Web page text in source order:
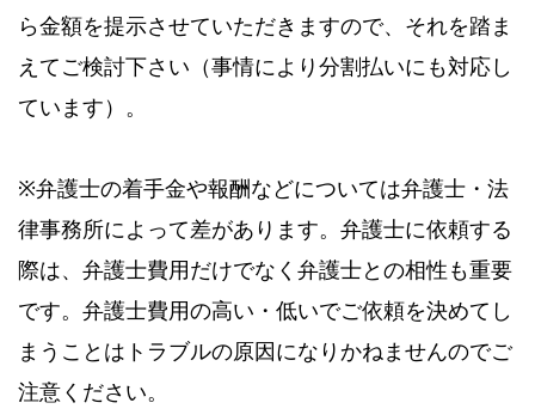
ら金額を提示させていただきますので、それを踏ま
えてご検討下さい（事情により分割払いにも対応し
ています）。
※弁護士の着手金や報酬などについては弁護士・法
律事務所によって差があります。弁護士に依頼する
際は、弁護士費用だけでなく弁護士との相性も重要
です。弁護士費用の高い・低いでご依頼を決めてし
まうことはトラブルの原因になりかねませんのでご
注意ください。